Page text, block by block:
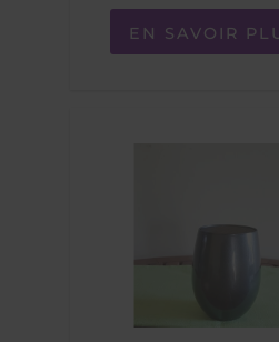
EN SAVOIR